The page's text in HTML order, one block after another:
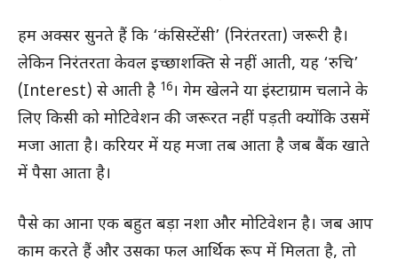
हम अक्सर सुनते हैं कि ‘कंसिस्टेंसी’ (निरंतरता) जरूरी है।
लेकिन निरंतरता केवल इच्छाशक्ति से नहीं आती, यह ‘रुचि’
(Interest) से आती है 16। गेम खेलने या इंस्टाग्राम चलाने के
लिए किसी को मोटिवेशन की जरूरत नहीं पड़ती क्योंकि उसमें
मजा आता है। करियर में यह मजा तब आता है जब बैंक खाते
में पैसा आता है।
पैसे का आना एक बहुत बड़ा नशा और मोटिवेशन है। जब आप
काम करते हैं और उसका फल आर्थिक रूप में मिलता है, तो